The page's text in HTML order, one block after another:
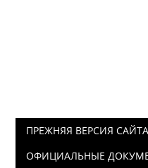
ПРЕЖНЯЯ ВЕРСИЯ САЙТА
ОФИЦИАЛЬНЫЕ